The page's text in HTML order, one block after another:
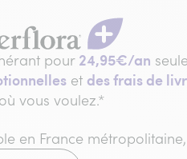
pour 24,95€/an
et des frais de
vous voulez.*
en France